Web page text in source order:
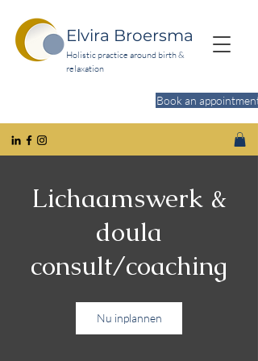
Elvira Broersma
Holistic practice around birth &
relaxation
Book an appointment
Lichaamswerk &
doula
consult/coaching
Nu inplannen